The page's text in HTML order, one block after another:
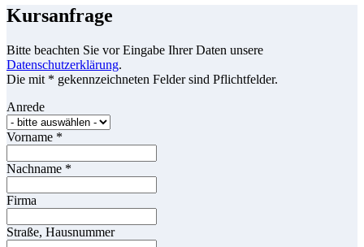
Kursanfrage
Bitte beachten Sie vor Eingabe Ihrer Daten unsere
Datenschutzerklärung.
Die mit * gekennzeichneten Felder sind Pflichtfelder.
Anrede
Vorname *
Nachname *
Firma
Straße, Hausnummer